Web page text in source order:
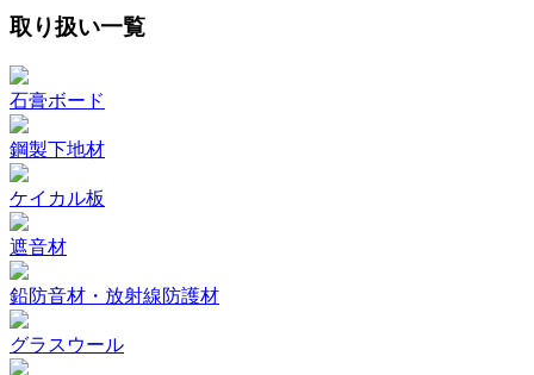
取り扱い一覧
石膏ボード
鋼製下地材
ケイカル板
遮音材
鉛防音材・放射線防護材
グラスウール